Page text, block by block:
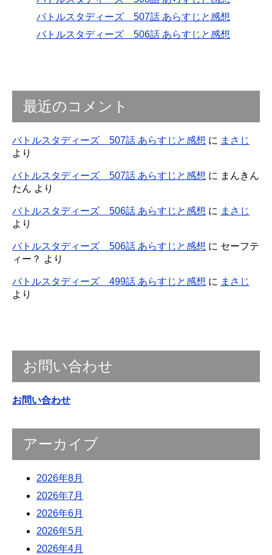
バトルスタディーズ 507話 あらすじと感想
バトルスタディーズ 506話 あらすじと感想
最近のコメント
バトルスタディーズ 507話 あらすじと感想 に まさじ
より
バトルスタディーズ 507話 あらすじと感想 に まんきん
たん より
バトルスタディーズ 506話 あらすじと感想 に まさじ
より
バトルスタディーズ 506話 あらすじと感想 に セーフテ
ィー？ より
バトルスタディーズ 499話 あらすじと感想 に まさじ
より
お問い合わせ
お問い合わせ
アーカイブ
2026年8月
2026年7月
2026年6月
2026年5月
2026年4月